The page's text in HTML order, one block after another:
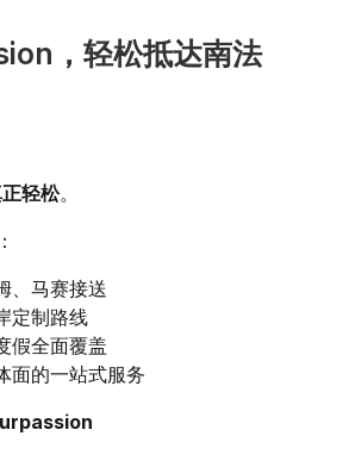
，轻松抵达南法
轻松。
、马赛接送
定制路线
假全面覆盖
面的一站式服务